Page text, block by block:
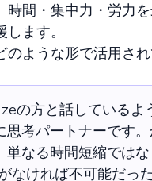
時間・集中力・労力
ます。
のような形で活用さ
の方と話しているよ
思考パートナーです
単なる時間短縮ではな
なければ不可能だっ